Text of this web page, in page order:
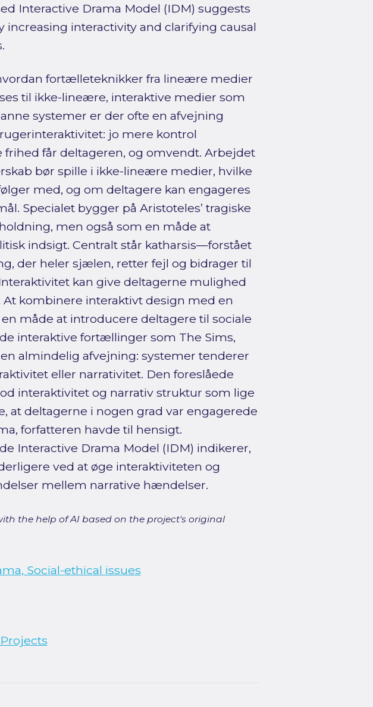
Interactive Drama Model (IDM) suggests
interactivity and clarifying causal
fortælleteknikker fra lineære medier
til ikke-lineære, interaktive medier som
systemer er der ofte en afvejning
jo mere kontrol
får deltageren, og omvendt. Arbejdet
bør spille i ikke-lineære medier, hvilke
med, og om deltagere kan engageres
Specialet bygger på Aristoteles’ tragiske
men også som en måde at
indsigt. Centralt står katharsis—forstået
der heler sjælen, retter fejl og bidrager til
kan give deltagerne mulighed
kombinere interaktivt design med en
måde at introducere deltagere til sociale
interaktive fortællinger som The Sims,
almindelig afvejning: systemer tenderer
eller narrativitet. Den foreslåede
interaktivitet og narrativ struktur som lige
at deltagerne i nogen grad var engagerede
forfatteren havde til hensigt.
Interactive Drama Model (IDM) indikerer,
ved at øge interaktiviteten og
mellem narrative hændelser.
the help of AI based on the project's original
Social-ethical issues